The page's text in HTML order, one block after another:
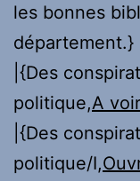
les bonnes
département.}
|{Des
politique,A
|{Des
politique/I,